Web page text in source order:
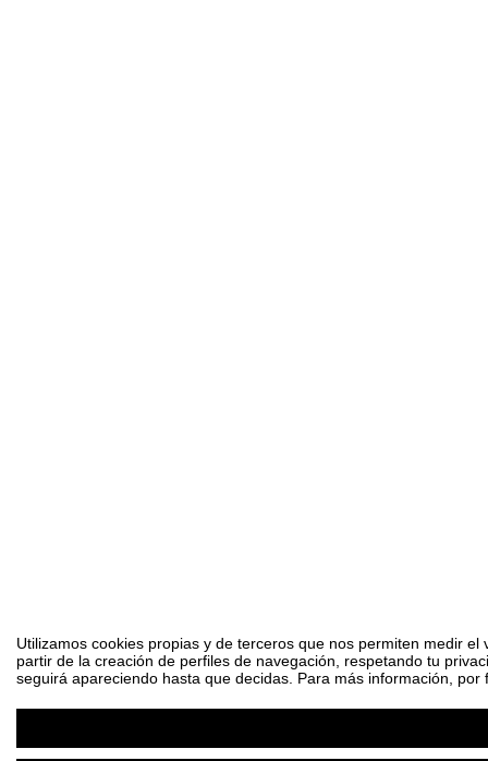
Utilizamos cookies propias y de terceros que nos permiten medir
partir de la creación de perfiles de navegación, respetando tu
seguirá apareciendo hasta que decidas. Para más información,